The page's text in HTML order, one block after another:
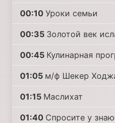
00:10 Уроки семьи
00:35 Золотой век
00:45 Кулинарная
01:05 м/ф Шекер
01:15 Маслихат
01:40 Спросите у